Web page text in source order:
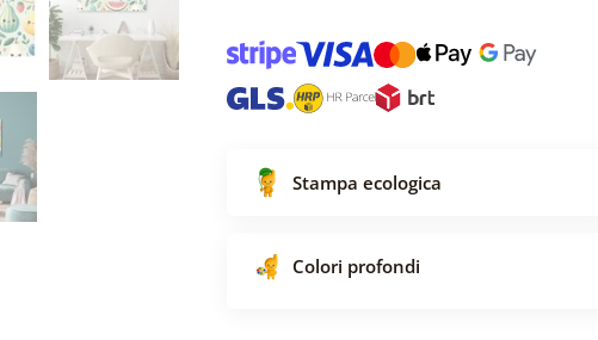
Stampa ecologica
Colori profondi